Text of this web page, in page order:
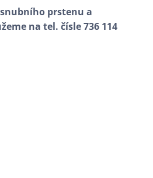
prstenu a
na tel. čísle 736 114